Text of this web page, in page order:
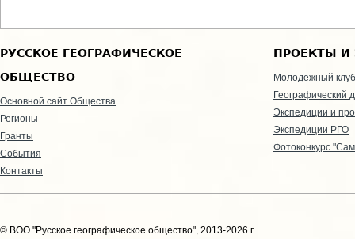
РУССКОЕ ГЕОГРАФИЧЕСКОЕ
ОБЩЕСТВО
Основной сайт Общества
Регионы
Гранты
События
Контакты
ПРОЕКТЫ И
Молодежный клуб
Географический
Экспедиции и
Экспедиции РГО
Фотоконкурс
© ВОО "Русское географическое общество", 2013-2026 г.